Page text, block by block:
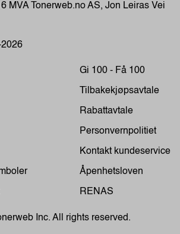
MVA Tonerweb.no AS, Jon Leiras Vei
Gi 100 - Få 100
Tilbakekjøpsavtale
Rabattavtale
Personvernpolitiet
Kontakt kundeservice
Åpenhetsloven
RENAS
Inc. All rights reserved.